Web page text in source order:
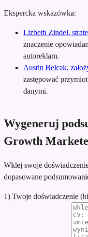
Ekspercka wskazówka:
Lizbeth Zindel,
znaczenie
autoreklam.
Austin Belcak,
zastępować
danymi.
Wygeneruj
Growth
Wklej swoje
dopasowane
1) Twoje doświadczenie